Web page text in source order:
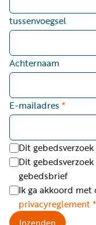
tussenvoegsel
Achternaam
E-mailadres *
Dit
Dit
gebedsbrief
Ik ga akkoord met
privacyreglement*
Inzenden